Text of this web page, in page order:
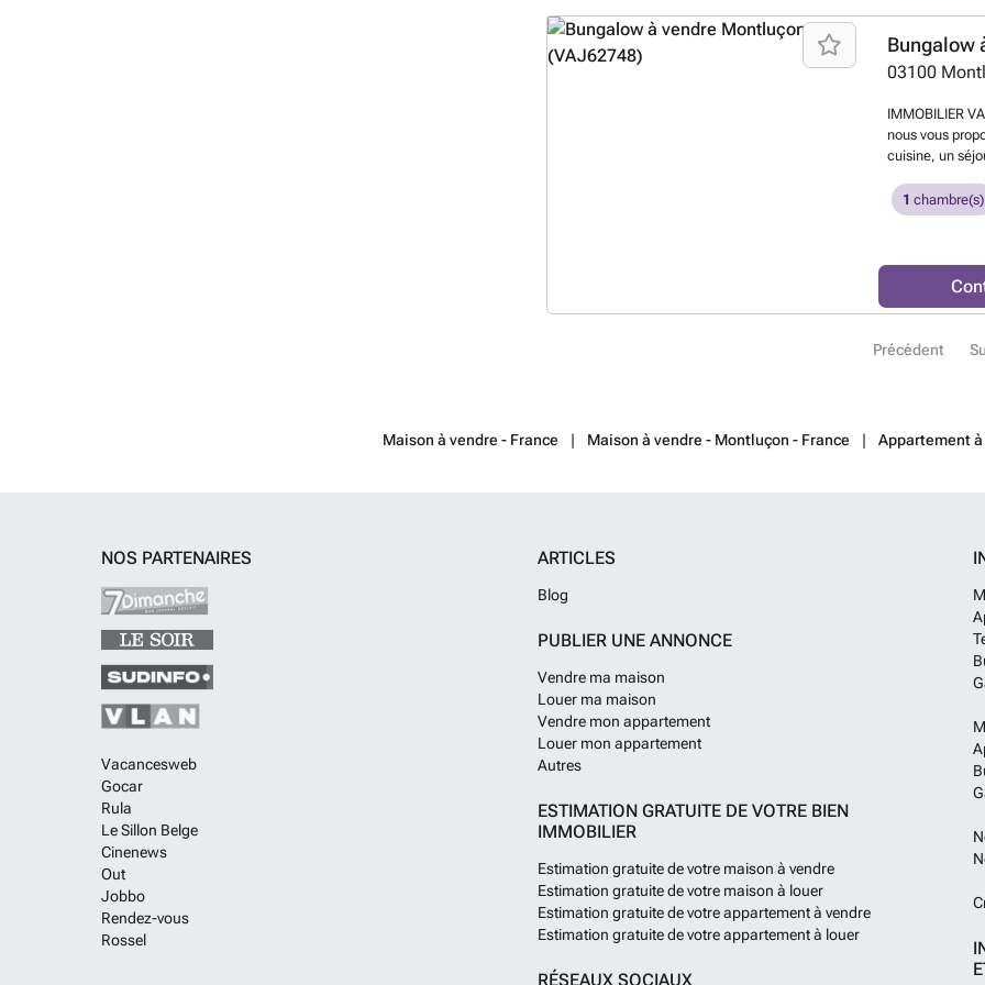
campagne
Haras à
(Rachat
visites:
23700
Voueize. ### /
03100
IMMOBILIER
nous vous
cuisine, un
grand jardin
agréable
numéro 537
1 chambre(s)
Précédent
Maison à vendre - France Maison à vendre - Montluçon - France Appartement
NOS PARTENAIRES
Vacancesweb
Gocar
Rula
Le Sillon Belge
Cinenews
Out
Jobbo
Rendez-vous
Rossel
ARTICLES
Blog
PUBLIER UNE ANNONCE
Vendre ma maison
Louer ma maison
Vendre mon appartement
Louer mon appartement
Autres
ESTIMATION GRATUITE DE VOTRE BIEN
IMMOBILIER
Estimation gratuite de votre maison à vendre
Estimation gratuite de votre maison à louer
Estimation gratuite de votre appartement à vendre
Estimation gratuite de votre appartement à louer
RÉSEAUX SOCIAUX